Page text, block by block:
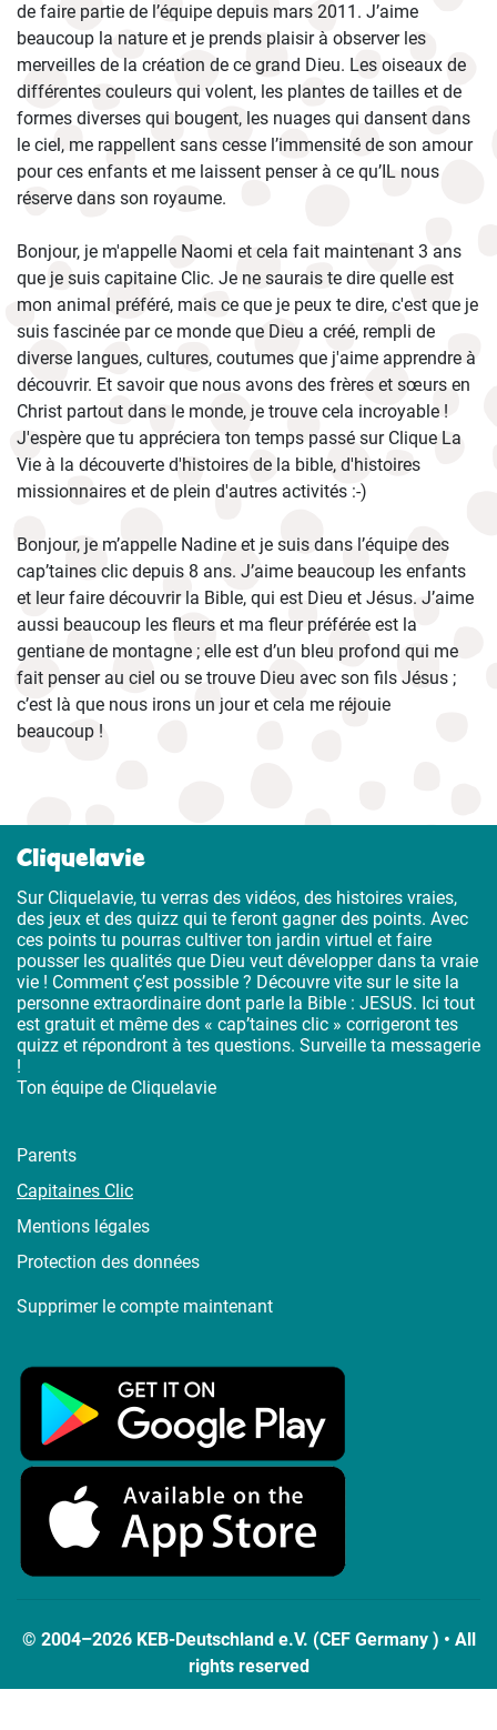
de faire partie de l’équipe depuis mars 2011. J’aime
beaucoup la nature et je prends plaisir à observer les
merveilles de la création de ce grand Dieu. Les oiseaux de
différentes couleurs qui volent, les plantes de tailles et de
formes diverses qui bougent, les nuages qui dansent dans
le ciel, me rappellent sans cesse l’immensité de son amour
pour ces enfants et me laissent penser à ce qu’IL nous
réserve dans son royaume.
Bonjour, je m'appelle Naomi et cela fait maintenant 3 ans
que je suis capitaine Clic. Je ne saurais te dire quelle est
mon animal préféré, mais ce que je peux te dire, c'est que je
suis fascinée par ce monde que Dieu a créé, rempli de
diverse langues, cultures, coutumes que j'aime apprendre à
découvrir. Et savoir que nous avons des frères et sœurs en
Christ partout dans le monde, je trouve cela incroyable !
J'espère que tu appréciera ton temps passé sur Clique La
Vie à la découverte d'histoires de la bible, d'histoires
missionnaires et de plein d'autres activités :-)
Bonjour, je m’appelle Nadine et je suis dans l’équipe des
cap’taines clic depuis 8 ans. J’aime beaucoup les enfants
et leur faire découvrir la Bible, qui est Dieu et Jésus. J’aime
aussi beaucoup les fleurs et ma fleur préférée est la
gentiane de montagne ; elle est d’un bleu profond qui me
fait penser au ciel ou se trouve Dieu avec son fils Jésus ;
c’est là que nous irons un jour et cela me réjouie
beaucoup !
Cliquelavie
Sur Cliquelavie, tu verras des vidéos, des histoires vraies,
des jeux et des quizz qui te feront gagner des points. Avec
ces points tu pourras cultiver ton jardin virtuel et faire
pousser les qualités que Dieu veut développer dans ta vraie
vie ! Comment ç’est possible ? Découvre vite sur le site la
personne extraordinaire dont parle la Bible : JESUS. Ici tout
est gratuit et même des « cap’taines clic » corrigeront tes
quizz et répondront à tes questions. Surveille ta messagerie
!
Ton équipe de Cliquelavie
Parents
Capitaines Clic
Mentions légales
Protection des données
Supprimer le compte maintenant
© 2004–2026 KEB-Deutschland e.V. (CEF Germany ) • All
rights reserved